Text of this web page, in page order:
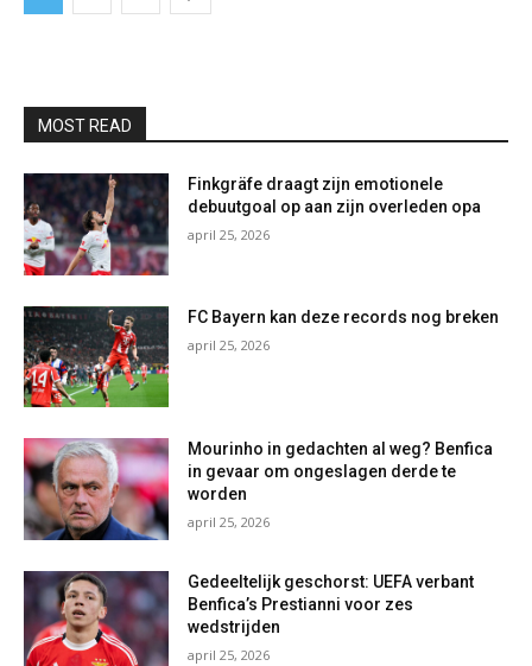
MOST READ
Finkgräfe draagt zijn emotionele
debuutgoal op aan zijn overleden opa
april 25, 2026
FC Bayern kan deze records nog breken
april 25, 2026
Mourinho in gedachten al weg? Benfica
in gevaar om ongeslagen derde te
worden
april 25, 2026
Gedeeltelijk geschorst: UEFA verbant
Benfica’s Prestianni voor zes
wedstrijden
april 25, 2026